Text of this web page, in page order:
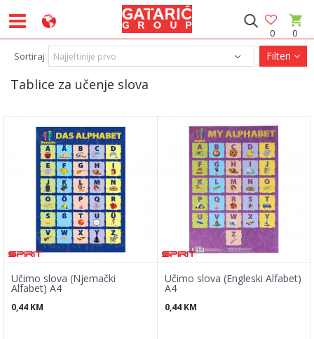
0
0
Tablice za učenje slova
Sortiraj Filteri
Učimo slova (Njemački
Alfabet) A4
0,44 KM
Učimo slova (Engleski Alfabet)
A4
0,44 KM